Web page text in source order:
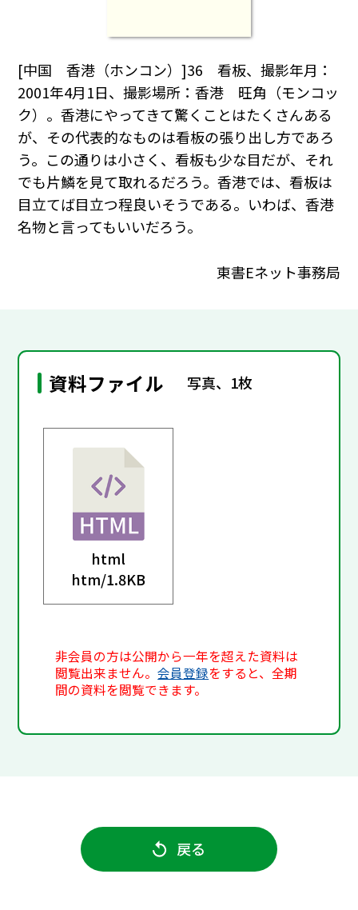
[中国 香港（ホンコン）]36 看板、撮影年月：
2001年4月1日、撮影場所：香港 旺角（モンコッ
ク）。香港にやってきて驚くことはたくさんある
が、その代表的なものは看板の張り出し方であろ
う。この通りは小さく、看板も少な目だが、それ
でも片鱗を見て取れるだろう。香港では、看板は
目立てば目立つ程良いそうである。いわば、香港
名物と言ってもいいだろう。
東書Eネット事務局
資料ファイル 写真、1枚
html
htm/1.8KB
非会員の方は公開から一年を超えた資料は
閲覧出来ません。会員登録をすると、全期
間の資料を閲覧できます。
戻る